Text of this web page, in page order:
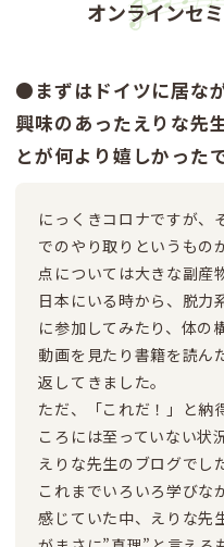
オンラインセ
●まずはドイツに居な
興味のあったえりな先
とが何より嬉しかったで
にっくきコロナですが、
でのやり取りというもの
点については大きな副産
日本にいる時から、脱力
に参加してみたり、体の
動画を見たり書籍を読
返してきました。
ただ、「これだ！」と納
ころには至っていない状
えりな先生のブログでし
これまでいろいろ学びな
感じていた中、えりな先